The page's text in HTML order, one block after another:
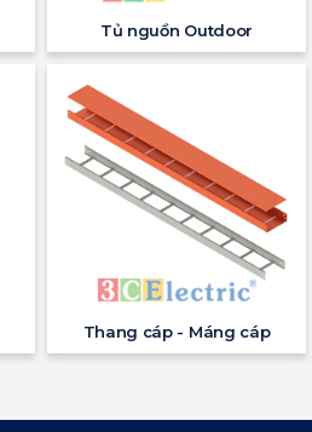
Tủ nguồn Outdoor
Thang cáp - Máng cáp